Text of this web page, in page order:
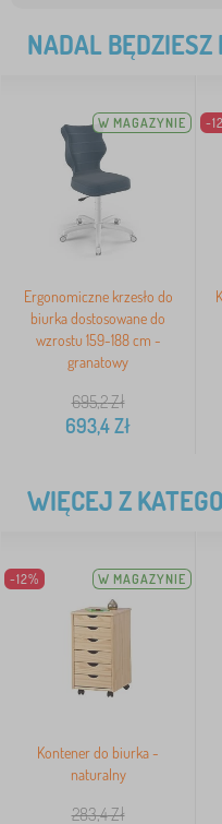
NADAL BĘDZIESZ
W MAGAZYNIE
Ergonomiczne krzesło do
biurka dostosowane do
wzrostu 159-188 cm -
granatowy
695,2Zł
693,4Zł
-
WIĘCEJ Z
-12% W MAGAZYNIE
Kontener do biurka -
naturalny
283,4Zł